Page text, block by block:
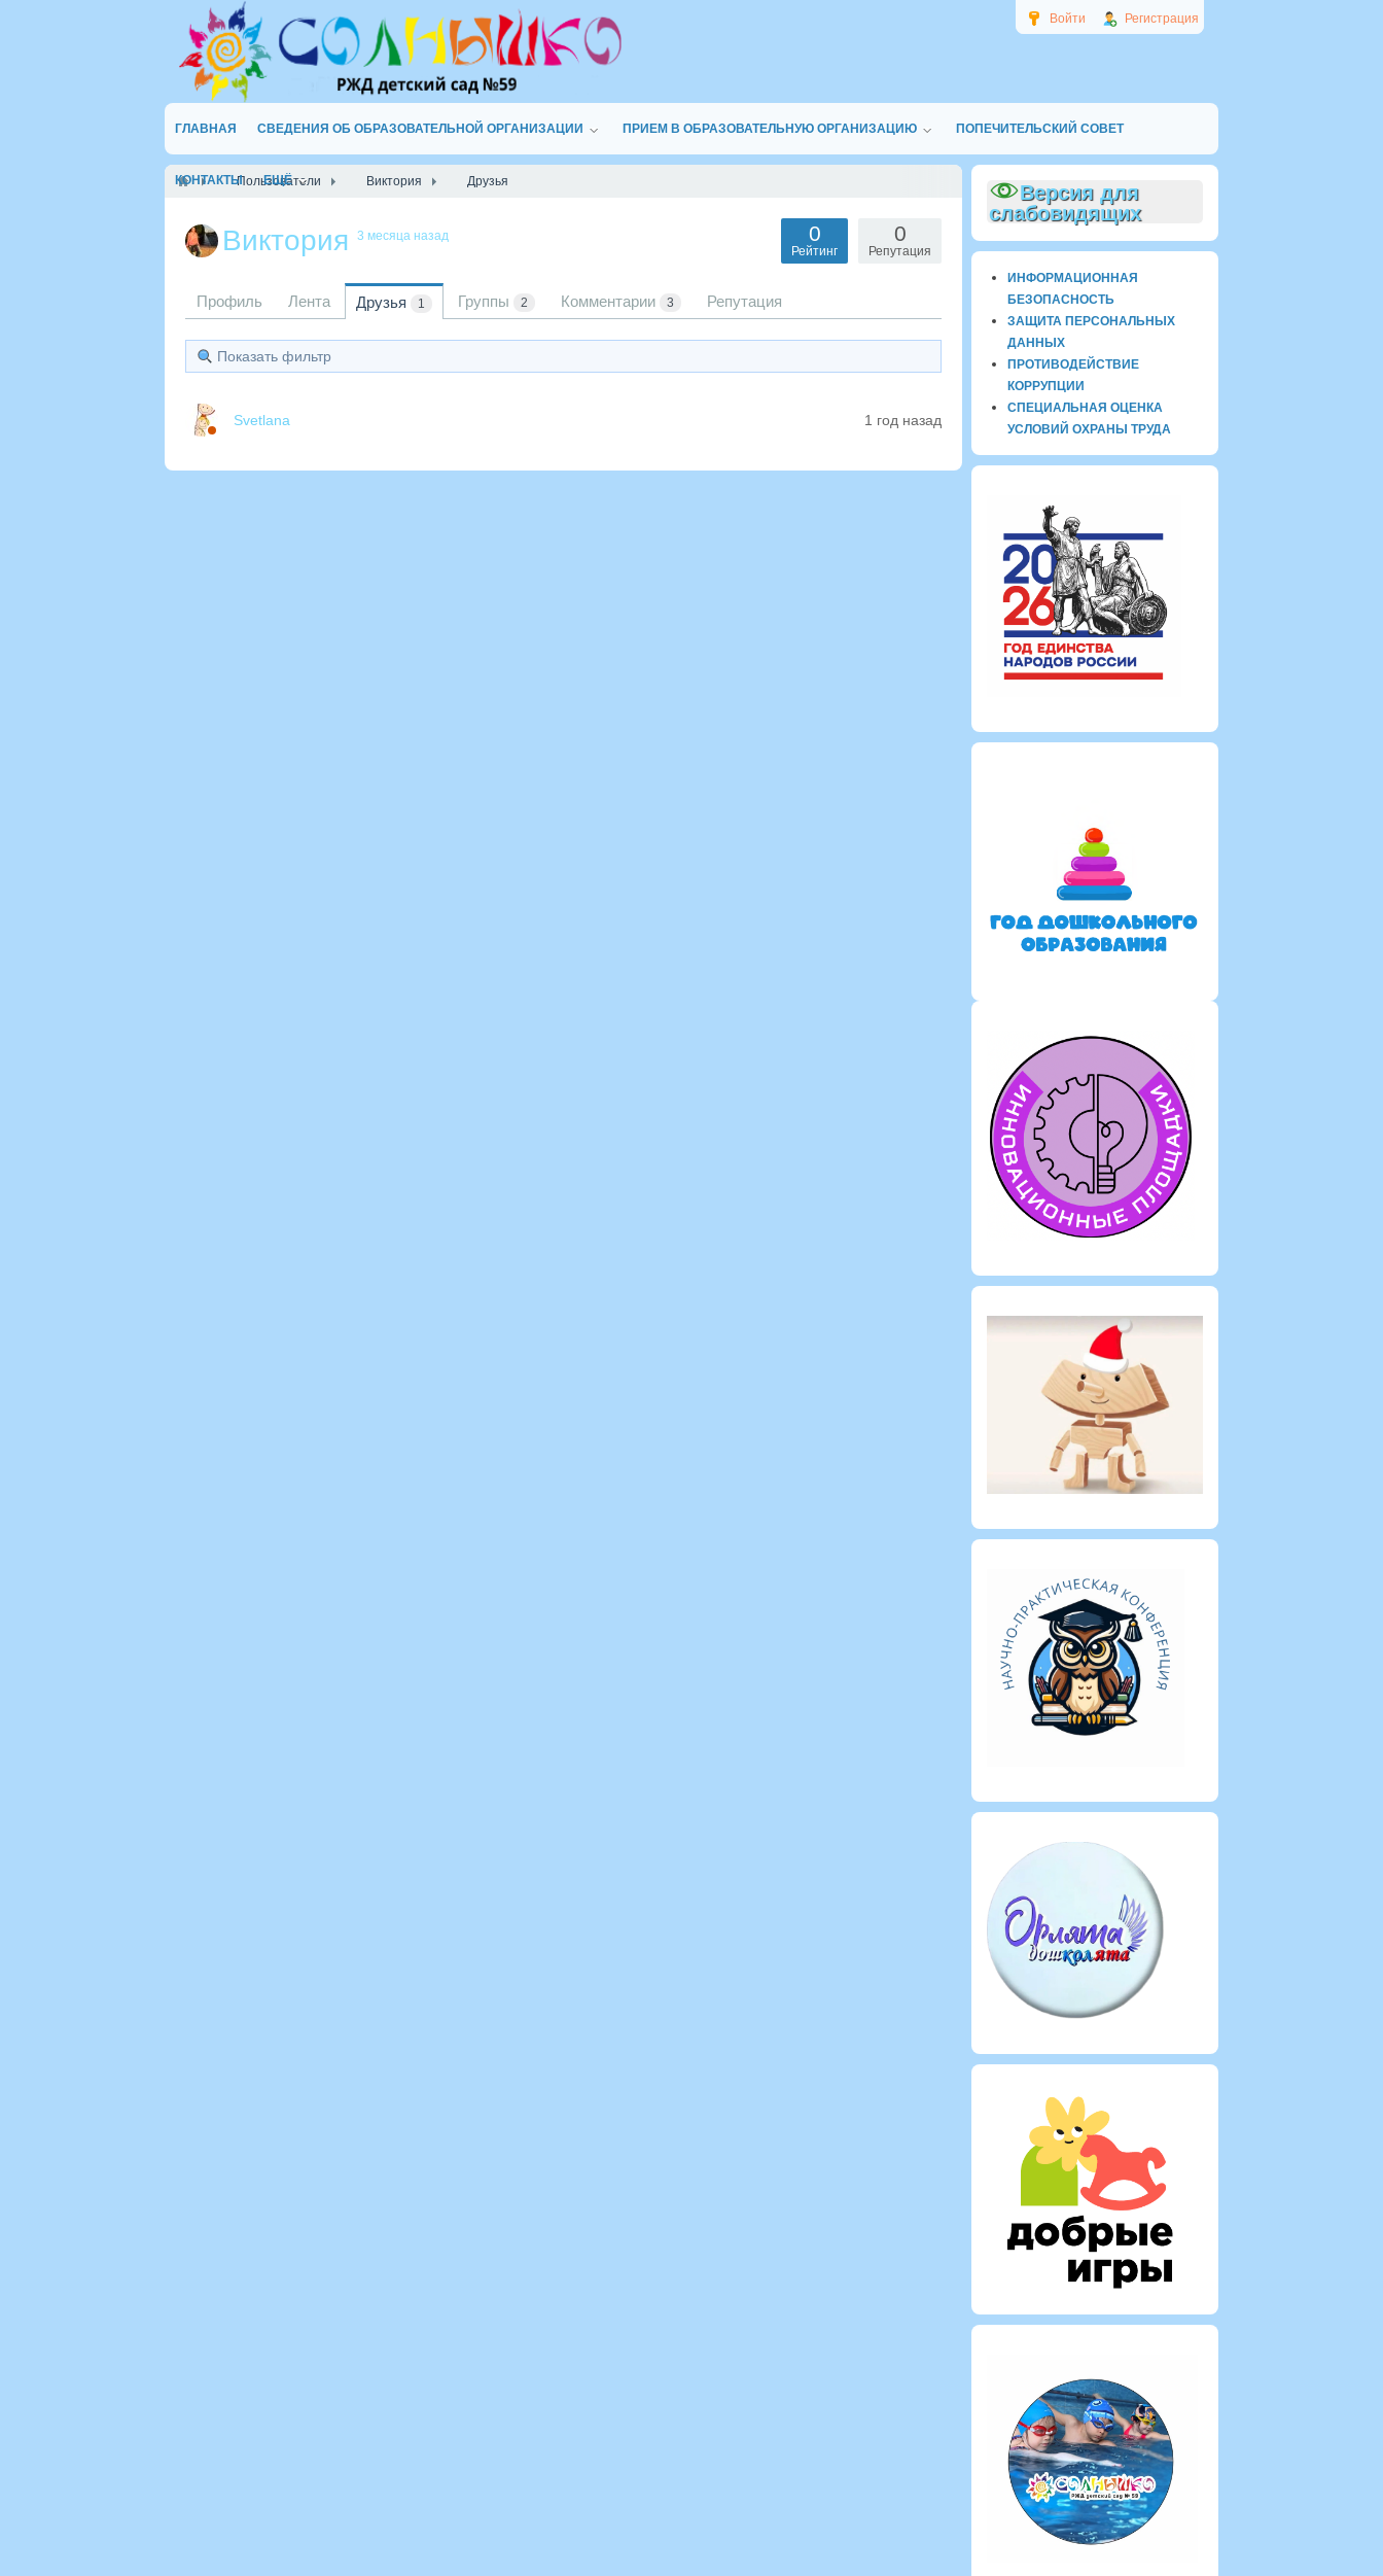
Войти Регистрация
ГЛАВНАЯ СВЕДЕНИЯ ОБ ОБРАЗОВАТЕЛЬНОЙ ОРГАНИЗАЦИИ ПРИЕМ В ОБРАЗОВАТЕЛЬНУЮ ОРГАНИЗАЦИЮ ПОПЕЧИТЕЛЬСКИЙ СОВЕТ
КОНТАКТЫ ЕЩЁ
Пользователи Виктория Друзья
Виктория 3 месяца назад 0
Репутация
0
Рейтинг
Профиль Лента Друзья 1 Группы 2 Комментарии 3 Репутация
Показать фильтр
Svetlana 1 год назад
Версия для
слабовидящих
ИНФОРМАЦИОННАЯ
БЕЗОПАСНОСТЬ
ЗАЩИТА ПЕРСОНАЛЬНЫХ
ДАННЫХ
ПРОТИВОДЕЙСТВИЕ
КОРРУПЦИИ
СПЕЦИАЛЬНАЯ ОЦЕНКА
УСЛОВИЙ ОХРАНЫ ТРУДА